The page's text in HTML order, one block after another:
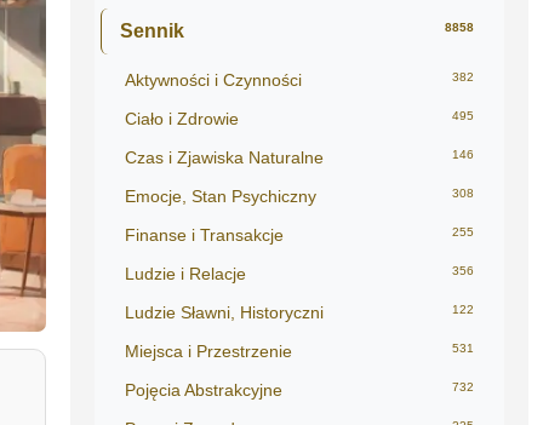
Sennik 8858
Aktywności i Czynności 382
Ciało i Zdrowie 495
Czas i Zjawiska Naturalne 146
Emocje, Stan Psychiczny 308
Finanse i Transakcje 255
Ludzie i Relacje 356
Ludzie Sławni, Historyczni 122
Miejsca i Przestrzenie 531
Pojęcia Abstrakcyjne 732